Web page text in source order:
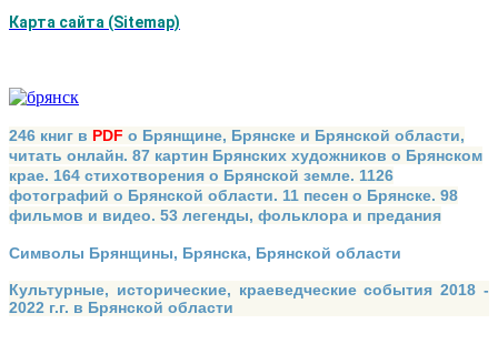
Карта сайта (Sitemap)
246 книг в PDF о Брянщине, Брянске и Брянской области,
читать онлайн. 87 картин Брянских художников о Брянском
крае. 164 стихотворения о Брянской земле. 1126
фотографий о Брянской области. 11 песен о Брянске. 98
фильмов и видео. 53 легенды, фольклора и предания
Символы Брянщины, Брянска, Брянской области
Культурные, исторические, краеведческие события 2018 -
2022 г.г. в Брянской области